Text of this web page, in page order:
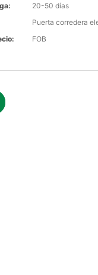
20-50 días
Puerta corredera
FOB